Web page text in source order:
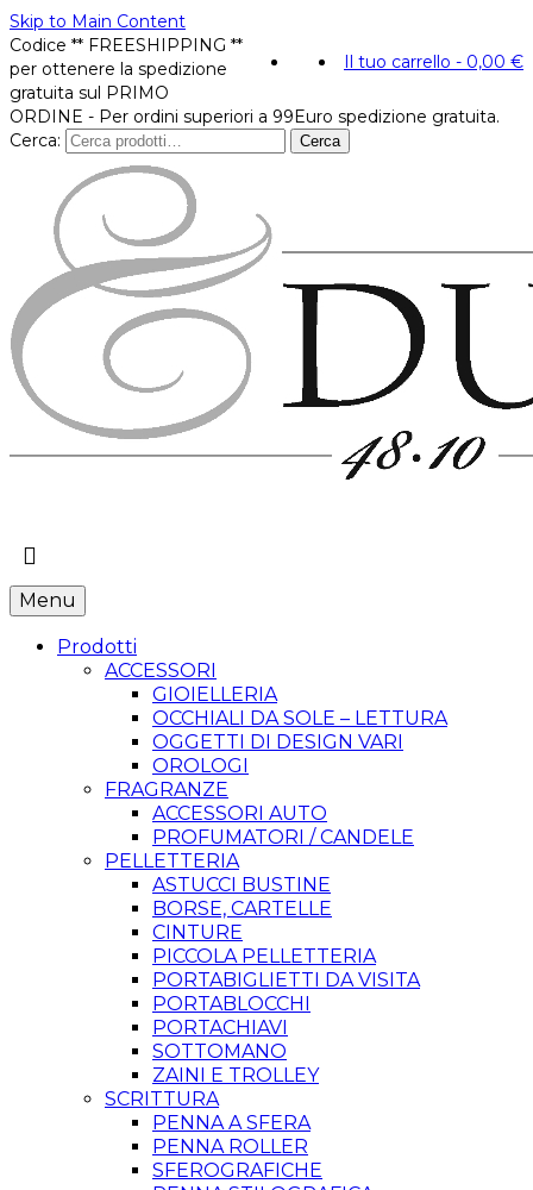
Skip to Main Content
Il tuo carrello - 0,00 €
Codice ** FREESHIPPING **
per ottenere la spedizione
gratuita sul PRIMO
ORDINE - Per ordini superiori a 99Euro spedizione gratuita.
Cerca:
Cerca
Menu
Prodotti
ACCESSORI
GIOIELLERIA
OCCHIALI DA SOLE – LETTURA
OGGETTI DI DESIGN VARI
OROLOGI
FRAGRANZE
ACCESSORI AUTO
PROFUMATORI / CANDELE
PELLETTERIA
ASTUCCI BUSTINE
BORSE, CARTELLE
CINTURE
PICCOLA PELLETTERIA
PORTABIGLIETTI DA VISITA
PORTABLOCCHI
PORTACHIAVI
SOTTOMANO
ZAINI E TROLLEY
SCRITTURA
PENNA A SFERA
PENNA ROLLER
SFEROGRAFICHE